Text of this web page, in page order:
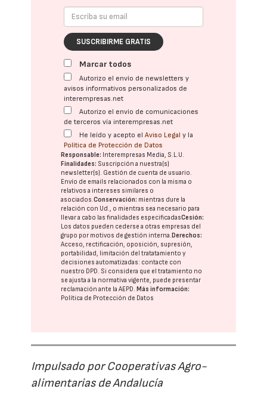
SUSCRIBIRME GRATIS
Marcar todos
Autorizo el envío de newsletters y
avisos informativos personalizados de
interempresas.net
Autorizo el envío de comunicaciones
de terceros vía interempresas.net
He leído y acepto elAviso Legal y la
Política de Protección de Datos
Responsable: Interempresas Media, S.L.U.
Finalidades: Suscripción a nuestra(s)
newsletter(s). Gestión de cuenta de usuario.
Envío de emails relacionados con la misma o
relativos a intereses similares o
asociados.Conservación: mientras dure la
relación con Ud., o mientras sea necesario para
llevar a cabo las finalidades especificadasCesión:
Los datos pueden cederse a otras empresas del
grupo por motivos de gestión interna.Derechos:
Acceso, rectificación, oposición, supresión,
portabilidad, limitación del tratatamiento y
decisiones automatizadas: contacte con
nuestro DPD. Si considera que el tratamiento no
se ajusta a la normativa vigente, puede presentar
reclamación ante laAEPD.Más información:
Política de Protección de Datos
Impulsado por Cooperativas Agro-
alimentarias de Andalucía